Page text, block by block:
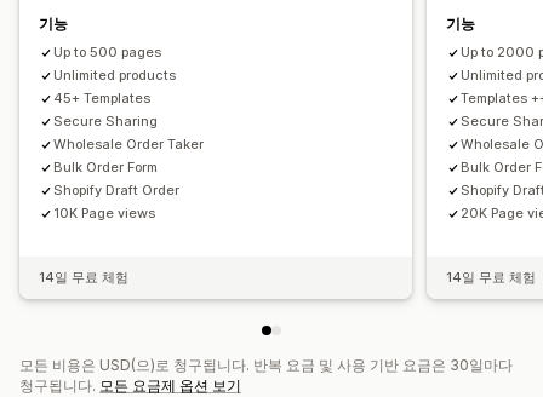
기능
Up to 500 pages
Unlimited products
45+ Templates
Secure Sharing
Wholesale Order Taker
Bulk Order Form
Shopify Draft Order
10K Page views
14일 무료 체험
기능
Up to 2000
Unlimited
Templates
Secure
Wholesale
Bulk Order
Shopify
20K Page
14일 무료 체험
모든 비용은 USD(으)로 청구됩니다. 반복 요금 및 사용 기반 요금은 30일마다
청구됩니다. 모든 요금제 옵션 보기